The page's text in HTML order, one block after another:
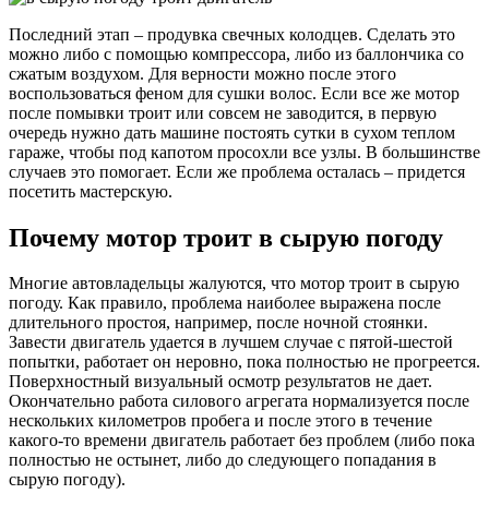
Последний этап – продувка свечных колодцев. Сделать это
можно либо с помощью компрессора, либо из баллончика со
сжатым воздухом. Для верности можно после этого
воспользоваться феном для сушки волос. Если все же мотор
после помывки троит или совсем не заводится, в первую
очередь нужно дать машине постоять сутки в сухом теплом
гараже, чтобы под капотом просохли все узлы. В большинстве
случаев это помогает. Если же проблема осталась – придется
посетить мастерскую.
Почему мотор троит в сырую погоду
Многие автовладельцы жалуются, что мотор троит в сырую
погоду. Как правило, проблема наиболее выражена после
длительного простоя, например, после ночной стоянки.
Завести двигатель удается в лучшем случае с пятой-шестой
попытки, работает он неровно, пока полностью не прогреется.
Поверхностный визуальный осмотр результатов не дает.
Окончательно работа силового агрегата нормализуется после
нескольких километров пробега и после этого в течение
какого-то времени двигатель работает без проблем (либо пока
полностью не остынет, либо до следующего попадания в
сырую погоду).